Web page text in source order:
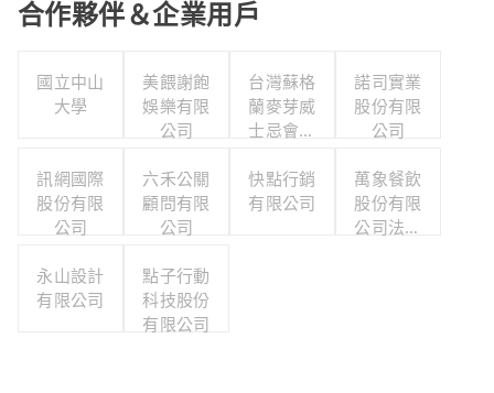
合作夥伴＆企業用戶
國立中山
大學
美餵謝飽
娛樂有限
公司
台灣蘇格
蘭麥芽威
士忌會所
公司
諾司實業
股份有限
公司
訊網國際
股份有限
公司
六禾公關
顧問有限
公司
快點行銷
有限公司
萬象餐飲
股份有限
公司法料
永山設計
有限公司
點子行動
科技股份
有限公司